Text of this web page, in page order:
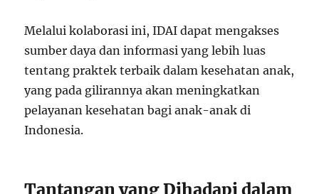
Melalui kolaborasi ini, IDAI dapat mengakses
sumber daya dan informasi yang lebih luas
tentang praktek terbaik dalam kesehatan anak,
yang pada gilirannya akan meningkatkan
pelayanan kesehatan bagi anak-anak di
Indonesia.
Tantangan yang Dihadapi dalam